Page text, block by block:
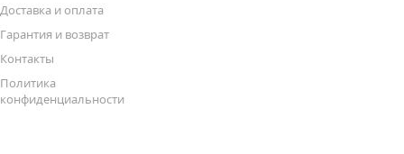
Доставка и оплата
Гарантия и возврат
Контакты
Политика
конфиденциальности